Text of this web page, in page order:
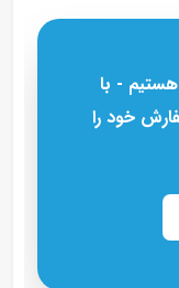
هستیم - با
خود را